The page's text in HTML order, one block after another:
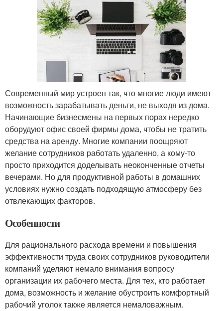
Современный мир устроен так, что многие люди имеют
возможность зарабатывать деньги, не выходя из дома.
Начинающие бизнесмены на первых порах нередко
оборудуют офис своей фирмы дома, чтобы не тратить
средства на аренду. Многие компании поощряют
желание сотрудников работать удаленно, а кому-то
просто приходится доделывать неоконченные отчеты
вечерами. Но для продуктивной работы в домашних
условиях нужно создать подходящую атмосферу без
отвлекающих факторов.
Особенности
Для рационального расхода времени и повышения
эффективности труда своих сотрудников руководители
компаний уделяют немало внимания вопросу
организации их рабочего места. Для тех, кто работает
дома, возможность и желание обустроить комфортный
рабочий уголок также является немаловажным.